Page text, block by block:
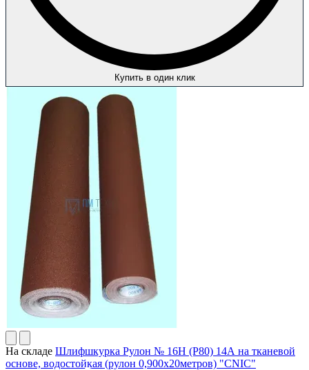
Купить в один клик
На складе Шлифшкурка Рулон № 16Н (P80) 14А на тканевой
основе, водостойкая (рулон 0,900х20метров) "CNIC"